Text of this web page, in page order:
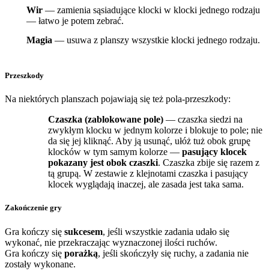
Wir — zamienia sąsiadujące klocki w klocki jednego rodzaju
— łatwo je potem zebrać.
Magia — usuwa z planszy wszystkie klocki jednego rodzaju.
Przeszkody
Na niektórych planszach pojawiają się też pola-przeszkody:
Czaszka (zablokowane pole) — czaszka siedzi na
zwykłym klocku w jednym kolorze i blokuje to pole; nie
da się jej kliknąć. Aby ją usunąć, ułóż tuż obok grupę
klocków w tym samym kolorze — pasujący klocek
pokazany jest obok czaszki. Czaszka zbije się razem z
tą grupą. W zestawie z klejnotami czaszka i pasujący
klocek wyglądają inaczej, ale zasada jest taka sama.
Zakończenie gry
Gra kończy się sukcesem, jeśli wszystkie zadania udało się
wykonać, nie przekraczając wyznaczonej ilości ruchów.
Gra kończy się porażką, jeśli skończyły się ruchy, a zadania nie
zostały wykonane.